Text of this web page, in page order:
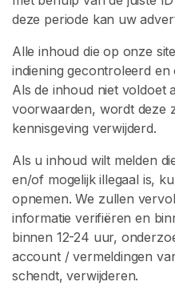
deze periode kan uw
Alle inhoud die op onze
indiening gecontroleerd
Als de inhoud niet voldoet
voorwaarden, wordt deze
kennisgeving verwijderd.
Als u inhoud wilt melden
en/of mogelijk illegaal is,
opnemen. We zullen
informatie verifiëren en
binnen 12-24 uur,
account / vermeldingen
schendt, verwijderen.